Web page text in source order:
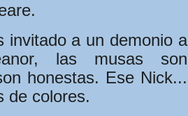
invitado a un demonio a
las musas son
honestas. Ese Nick...
de colores.